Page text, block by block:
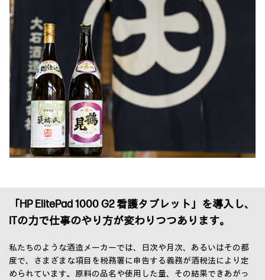
「HP ElitePad 1000 G2 看護タブレット」を導入し、
ITの力で仕事のやり方が変わりつつあります。
私たちのような酒造メーカーでは、日次や月次、あるいはその都
度で、さまざまな項目を税務署に申告する義務が酒税法により定
められています。原料の品名や使用した量、その結果できあがっ